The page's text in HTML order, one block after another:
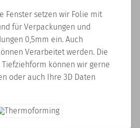
Fenster setzen wir Folie mit
für Verpackungen und
0,5mm ein. Auch
Verarbeitet werden. Die
können wir gerne
oder auch Ihre 3D Daten